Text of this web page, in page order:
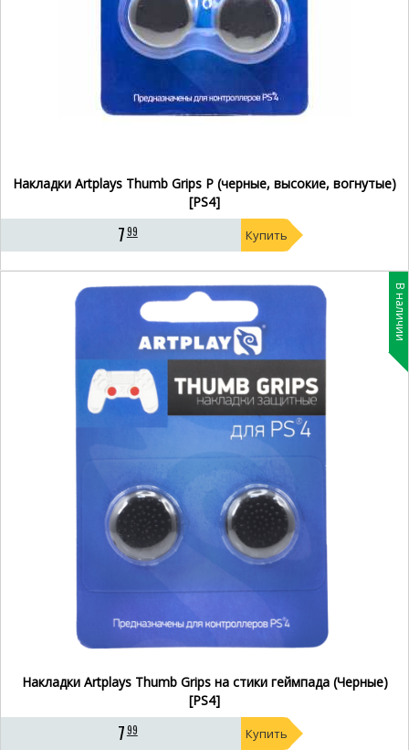
Накладки Artplays Thumb Grips P (черные, высокие, вогнутые)
[PS4]
799 Купить
В наличии
Накладки Artplays Thumb Grips на стики геймпада (Черные)
[PS4]
799 Купить